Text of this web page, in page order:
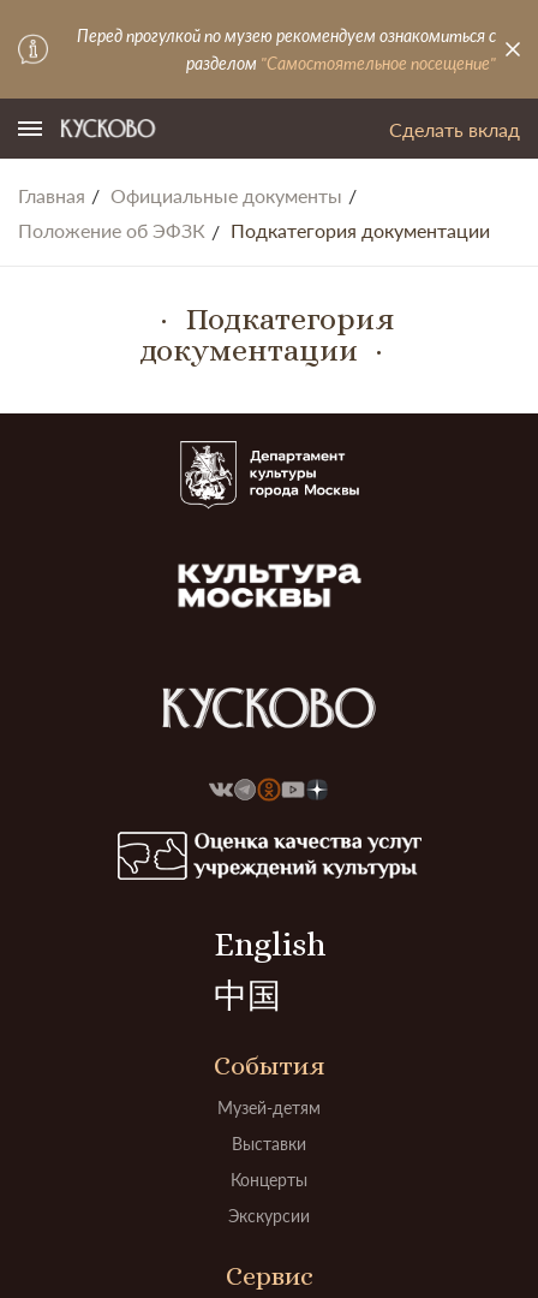
Перед прогулкой по музею рекомендуем ознакомиться с
разделом "Самостоятельное посещение"
Сделать вклад
Главная
Официальные документы
Положение об ЭФЗК
Подкатегория документации
Подкатегория
документации
English
中国
События
Музей-детям
Выставки
Концерты
Экскурсии
Сервис